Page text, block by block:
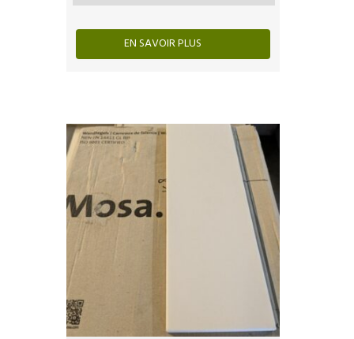
EN SAVOIR PLUS